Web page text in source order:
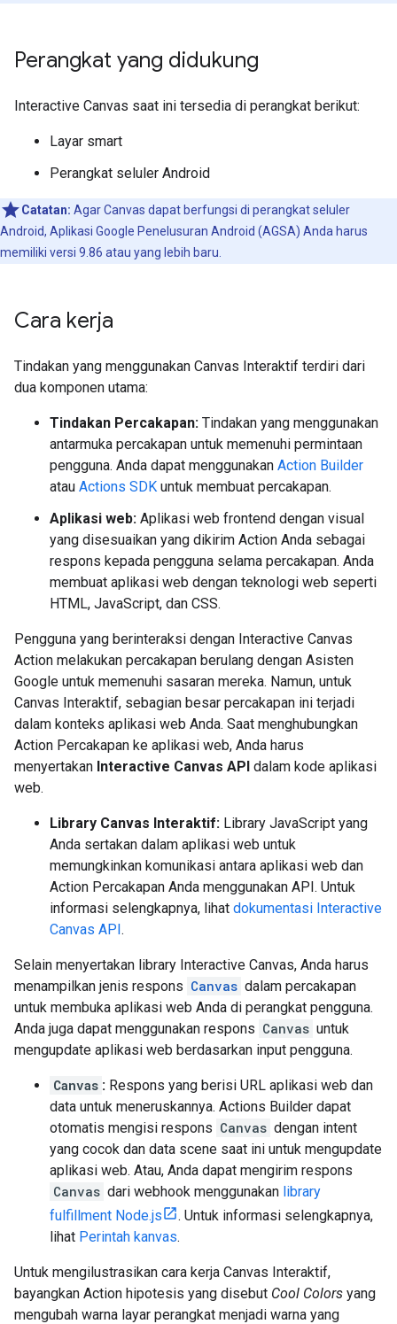
Perangkat yang didukung
Interactive Canvas saat ini tersedia di perangkat berikut:
Layar smart
Perangkat seluler Android
Catatan: Agar Canvas dapat berfungsi di perangkat seluler
Android, Aplikasi Google Penelusuran Android (AGSA) Anda harus
memiliki versi 9.86 atau yang lebih baru.
Cara kerja
Tindakan yang menggunakan Canvas Interaktif terdiri dari
dua komponen utama:
Tindakan Percakapan: Tindakan yang menggunakan
antarmuka percakapan untuk memenuhi permintaan
pengguna. Anda dapat menggunakan Action Builder
atau Actions SDK untuk membuat percakapan.
Aplikasi web: Aplikasi web frontend dengan visual
yang disesuaikan yang dikirim Action Anda sebagai
respons kepada pengguna selama percakapan. Anda
membuat aplikasi web dengan teknologi web seperti
HTML, JavaScript, dan CSS.
Pengguna yang berinteraksi dengan Interactive Canvas
Action melakukan percakapan berulang dengan Asisten
Google untuk memenuhi sasaran mereka. Namun, untuk
Canvas Interaktif, sebagian besar percakapan ini terjadi
dalam konteks aplikasi web Anda. Saat menghubungkan
Action Percakapan ke aplikasi web, Anda harus
menyertakan Interactive Canvas API dalam kode aplikasi
web.
Library Canvas Interaktif: Library JavaScript yang
Anda sertakan dalam aplikasi web untuk
memungkinkan komunikasi antara aplikasi web dan
Action Percakapan Anda menggunakan API. Untuk
informasi selengkapnya, lihat dokumentasi Interactive
Canvas API.
Selain menyertakan library Interactive Canvas, Anda harus
menampilkan jenis respons Canvas dalam percakapan
untuk membuka aplikasi web Anda di perangkat pengguna.
Anda juga dapat menggunakan respons Canvas untuk
mengupdate aplikasi web berdasarkan input pengguna.
Canvas : Respons yang berisi URL aplikasi web dan
data untuk meneruskannya. Actions Builder dapat
otomatis mengisi respons Canvas dengan intent
yang cocok dan data scene saat ini untuk mengupdate
aplikasi web. Atau, Anda dapat mengirim respons
Canvas dari webhook menggunakan library
fulfillment Node.js
. Untuk informasi selengkapnya,
lihat Perintah kanvas.
Untuk mengilustrasikan cara kerja Canvas Interaktif,
bayangkan Action hipotesis yang disebut Cool Colors yang
mengubah warna layar perangkat menjadi warna yang